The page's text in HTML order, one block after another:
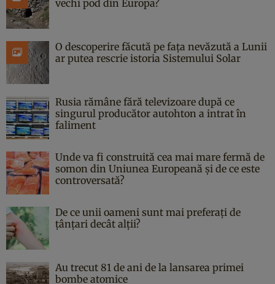
vechi pod din Europa?
O descoperire făcută pe fața nevăzută a Lunii
ar putea rescrie istoria Sistemului Solar
Rusia rămâne fără televizoare după ce
singurul producător autohton a intrat în
faliment
Unde va fi construită cea mai mare fermă de
somon din Uniunea Europeană și de ce este
controversată?
De ce unii oameni sunt mai preferați de
țânțari decât alții?
Au trecut 81 de ani de la lansarea primei
bombe atomice